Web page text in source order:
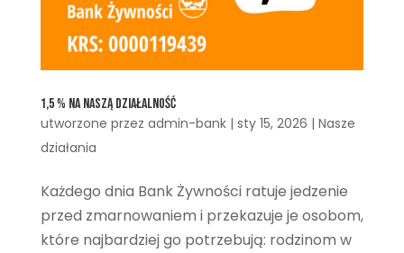
1,5 % na naszą działalność
utworzone przez admin-bank| sty 15, 2026 | Nasze
działania
Każdego dnia Bank Żywności ratuje jedzenie
przed zmarnowaniem i przekazuje je osobom,
które najbardziej go potrzebują: rodzinom w